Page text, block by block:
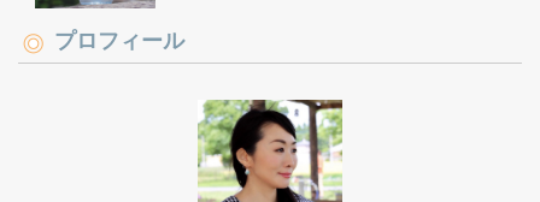
プロフィール